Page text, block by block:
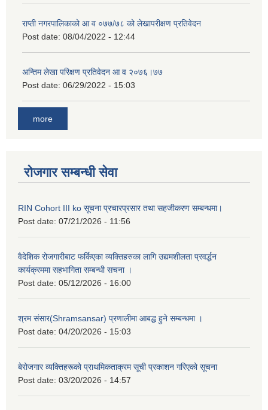
राप्ती नगरपालिकाको आ व ०७७/७८ को लेखापरीक्षण प्रतिवेदन
Post date: 08/04/2022 - 12:44
अन्तिम लेखा परिक्षण प्रतिवेदन आ व २०७६।७७
Post date: 06/29/2022 - 15:03
more
रोजगार सम्बन्धी सेवा
RIN Cohort III ko सूचना प्रचारप्रसार तथा सहजीकरण सम्बन्धमा।
Post date: 07/21/2026 - 11:56
वैदेशिक रोजगारीबाट फर्किएका व्यक्तिहरुका लागि उद्यमशीलता प्रवर्द्धन
कार्यक्रममा सहभागिता सम्बन्धी सचना ।
Post date: 05/12/2026 - 16:00
श्रम संसार(Shramsansar) प्रणालीमा आबद्ध हुने सम्बन्धमा ।
Post date: 04/20/2026 - 15:03
बेरोजगार व्यक्तिहरूको प्राथमिकताक्रम सूची प्रकाशन गरिएको सूचना
Post date: 03/20/2026 - 14:57